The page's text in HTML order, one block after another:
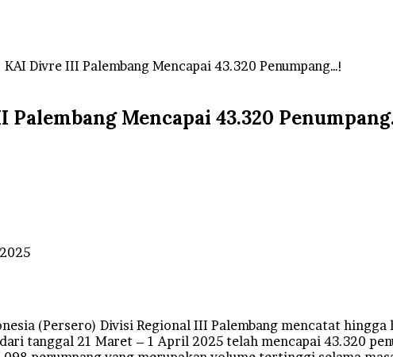
Divre III Palembang Mencapai 43.320 Penumpang…!
Mencapai 43.320
(Persero) Divisi Regional III Palembang mencatat
tanggal 21 Maret – 1 April 2025 telah mencapai 43.320